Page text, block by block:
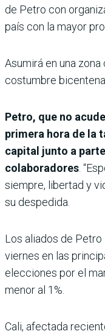
de Petro con
país con la mayor
Asumirá en una
costumbre
Petro, que no
primera hora de la
capital junto a
colaboradores .
siempre, libertad y
su despedida.
Los aliados de
viernes en las
elecciones por el
menor al 1%.
Cali, afectada